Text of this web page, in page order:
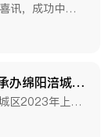
近日，川咨公司传来喜讯，成功中标未来医学城人才公寓（刚需）工程造价咨询服务项目。 项目位于成都市东部新区董家埂镇，由成都未来医学城投资有限....
青义镇安置房项目承办绵阳涪城区现场观摩会
6月20日，绵阳市涪城区2023年上半年在建工程安全生产应急演练、施工质量暨安全文明施工现场观摩会在绵阳华西青义镇统规统建安置房（一期）项目成功举办....